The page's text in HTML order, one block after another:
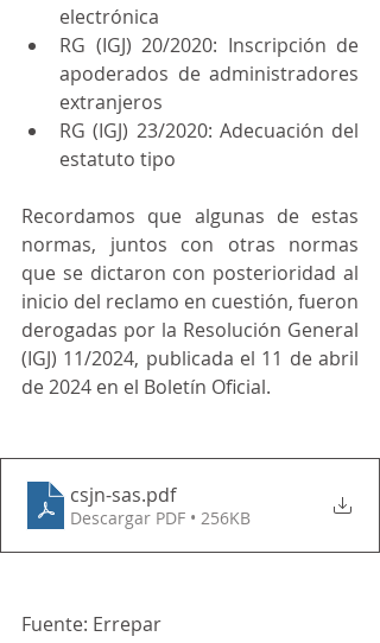
electrónica
RG (IGJ) 20/2020: Inscripción de
apoderados de administradores
extranjeros
RG (IGJ) 23/2020: Adecuación del
estatuto tipo
Recordamos que algunas de estas
normas, juntos con otras normas
que se dictaron con posterioridad al
inicio del reclamo en cuestión, fueron
derogadas por la Resolución General
(IGJ) 11/2024, publicada el 11 de abril
de 2024 en el Boletín Oficial.
csjn-sas.pdf
Descargar PDF • 256KB
Fuente: Errepar